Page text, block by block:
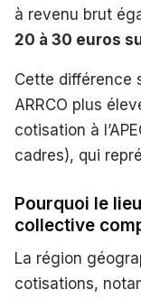
à revenu brut
20 à 30 euros
Cette différence
ARRCO plus
cotisation à
cadres), qui
Pourquoi le
collective
La région
cotisations,